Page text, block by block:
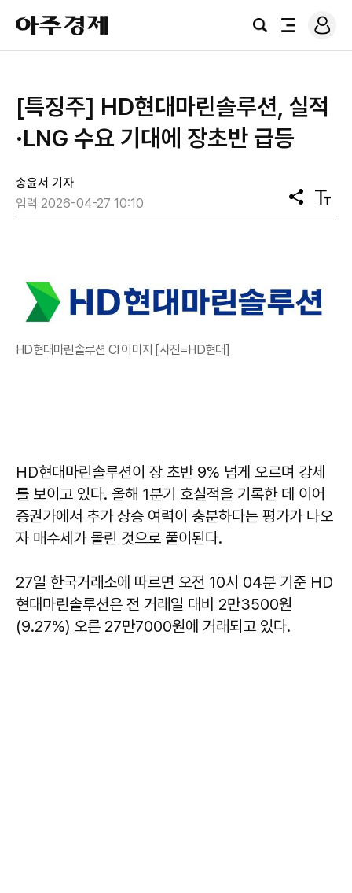
아
주
경
검
전
로
그
[특징주] HD현대마린솔루션, 실적
·LNG 수요 기대에 장초반 급등
송윤서 기자
입력 2026-04-27 10:10
공
유
텍
스
HD현대마린솔루션 CI 이미지 [사진=HD현대]
HD현대마린솔루션이 장 초반 9% 넘게 오르며 강세
를 보이고 있다. 올해 1분기 호실적을 기록한 데 이어
증권가에서 추가 상승 여력이 충분하다는 평가가 나오
자 매수세가 몰린 것으로 풀이된다.
27일 한국거래소에 따르면 오전 10시 04분 기준 HD
현대마린솔루션은 전 거래일 대비 2만3500원
(9.27%) 오른 27만7000원에 거래되고 있다.